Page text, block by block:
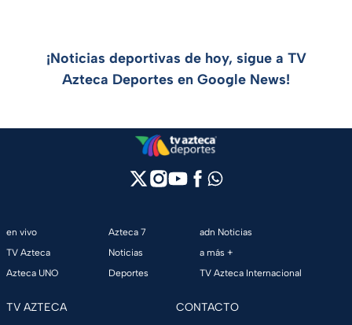
¡Noticias deportivas de hoy, sigue a TV
Azteca Deportes en Google News!
en vivo
TV Azteca
Azteca UNO
Azteca 7
Noticias
Deportes
adn Noticias
a más +
TV Azteca Internacional
TV AZTECA CONTACTO